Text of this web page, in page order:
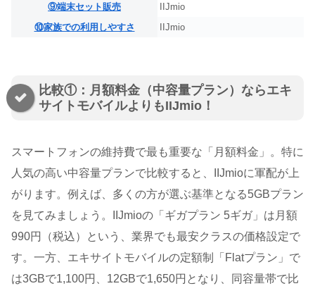
⑨端末セット販売
IIJmio
⑩家族での利用しやすさ
IIJmio
比較①：月額料金（中容量プラン）ならエキ
サイトモバイルよりもIIJmio！
スマートフォンの維持費で最も重要な「月額料金」。特に
人気の高い中容量プランで比較すると、IIJmioに軍配が上
がります。例えば、多くの方が選ぶ基準となる5GBプラン
を見てみましょう。IIJmioの「ギガプラン 5ギガ」は月額
990円（税込）という、業界でも最安クラスの価格設定で
す。一方、エキサイトモバイルの定額制「Flatプラン」で
は3GBで1,100円、12GBで1,650円となり、同容量帯で比